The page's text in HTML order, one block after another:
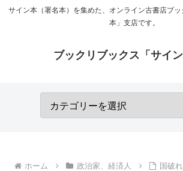
サイン本（署名本）を集めた、オンライン古書店ブ
本」支店です。
ブックリブックス「サイ
ホーム 政治家、経済人
国破